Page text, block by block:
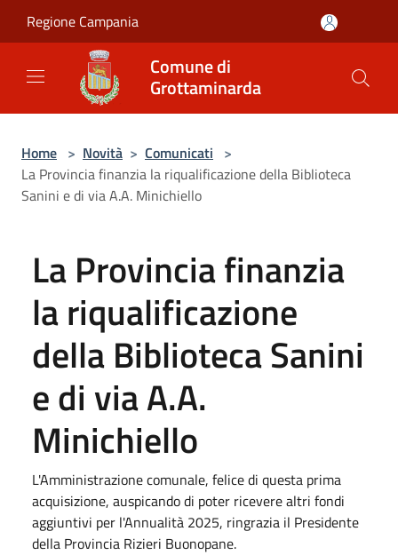
Regione Campania
Comune di
Grottaminarda
Home > Novità > Comunicati >
La Provincia finanzia la riqualificazione della Biblioteca
Sanini e di via A.A. Minichiello
La Provincia finanzia
la riqualificazione
della Biblioteca Sanini
e di via A.A.
Minichiello
L'Amministrazione comunale, felice di questa prima
acquisizione, auspicando di poter ricevere altri fondi
aggiuntivi per l'Annualità 2025, ringrazia il Presidente
della Provincia Rizieri Buonopane.